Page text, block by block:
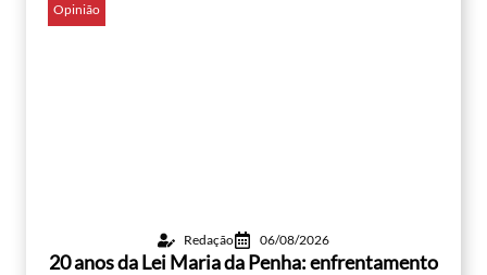
Opinião
Redação 06/08/2026
20 anos da Lei Maria da Penha: enfrentamento